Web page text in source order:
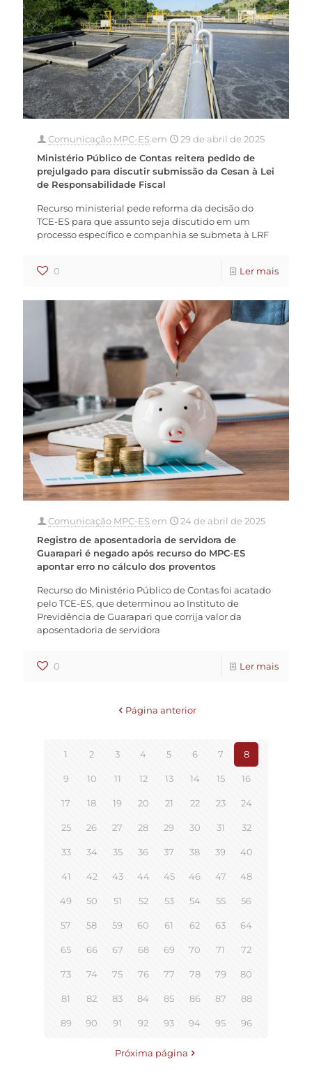
Comunicação MPC-ESem
29 de abril de 2025
Ministério Público de Contas reitera pedido de
prejulgado para discutir submissão da Cesan à Lei
de Responsabilidade Fiscal
Recurso ministerial pede reforma da decisão do
TCE-ES para que assunto seja discutido em um
processo específico e companhia se submeta à LRF
0 Ler mais
Comunicação MPC-ESem
24 de abril de 2025
Registro de aposentadoria de servidora de
Guarapari é negado após recurso do MPC-ES
apontar erro no cálculo dos proventos
Recurso do Ministério Público de Contas foi acatado
pelo TCE-ES, que determinou ao Instituto de
Previdência de Guarapari que corrija valor da
aposentadoria de servidora
0 Ler mais
Página anterior
1 2 3 4 5 6 7 8
9 10 11 12 13 14 15 16
17 18 19 20 21 22 23 24
25 26 27 28 29 30 31 32
33 34 35 36 37 38 39 40
41 42 43 44 45 46 47 48
49 50 51 52 53 54 55 56
57 58 59 60 61 62 63 64
65 66 67 68 69 70 71 72
73 74 75 76 77 78 79 80
81 82 83 84 85 86 87 88
89 90 91 92 93 94 95 96
Próxima página